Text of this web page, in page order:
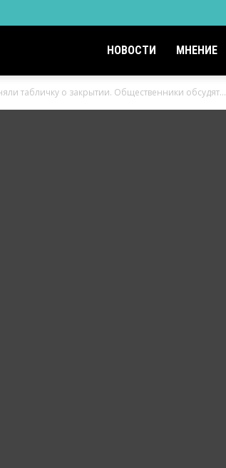
НОВОСТИ МНЕНИЕ
табличку о закрытии. Общественники обсудят...